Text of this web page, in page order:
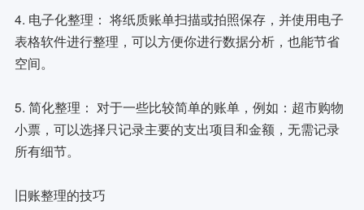
4. 电子化整理： 将纸质账单扫描或拍照保存，并使用电子
表格软件进行整理，可以方便你进行数据分析，也能节省
空间。
5. 简化整理： 对于一些比较简单的账单，例如：超市购物
小票，可以选择只记录主要的支出项目和金额，无需记录
所有细节。
旧账整理的技巧